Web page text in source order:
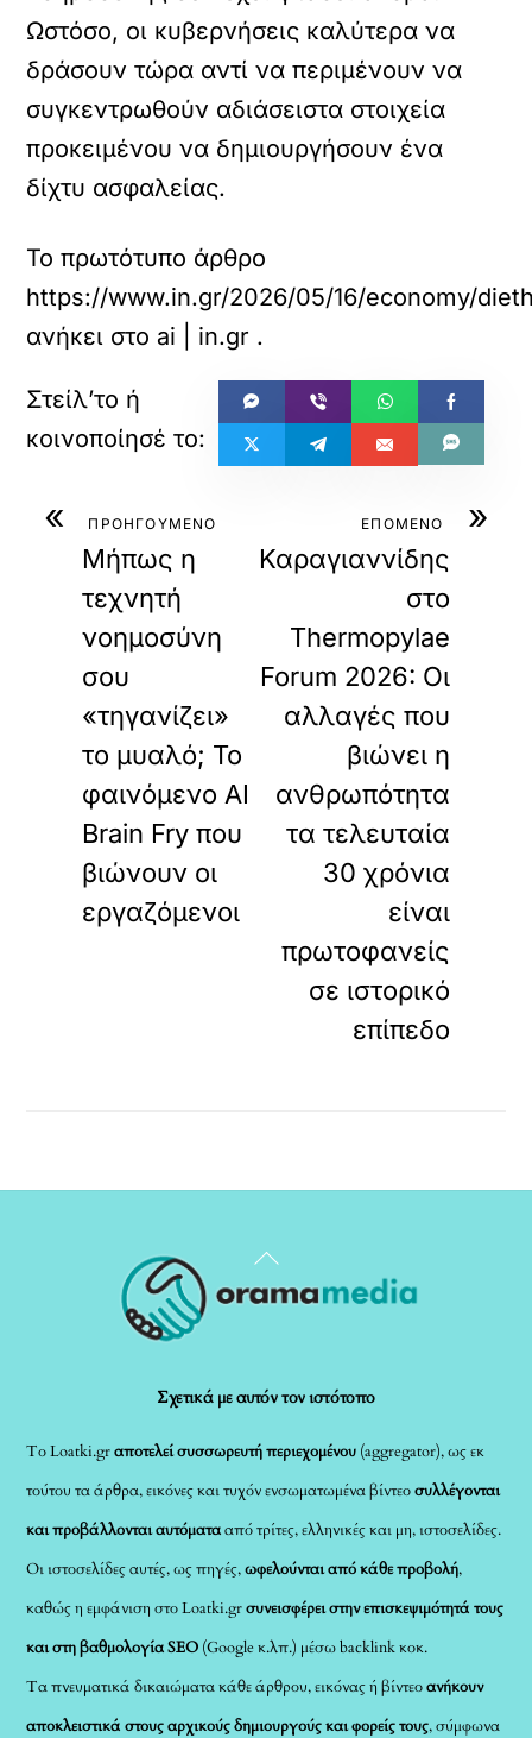
Ωστόσο, οι κυβερνήσεις καλύτερα να
δράσουν τώρα αντί να περιμένουν να
συγκεντρωθούν αδιάσειστα στοιχεία
προκειμένου να δημιουργήσουν ένα
δίχτυ ασφαλείας.
Το πρωτότυπο άρθρο
https://www.in.gr/2026/05/16/economy/
ανήκει στο ai | in.gr .
« ΠΡΟΗΓΟΥΜΕΝΟ
Μήπως η
τεχνητή
νοημοσύνη
σου
«τηγανίζει»
το μυαλό; Το
φαινόμενο AI
Brain Fry που
βιώνουν οι
εργαζόμενοι
»
ΕΠΟΜΕΝΟ
Καραγιαννίδης
στο
Thermopylae
Forum 2026: Οι
αλλαγές που
βιώνει η
ανθρωπότητα
τα τελευταία
30 χρόνια
είναι
πρωτοφανείς
σε ιστορικό
επίπεδο
Back
To
Σχετικά με αυτόν τον ιστότοπο
Το Loatki.grαποτελεί συσσωρευτή περιεχομένου (aggregator), ως εκ
τούτου τα άρθρα, εικόνες και τυχόν ενσωματωμένα βίντεοσυλλέγονται
και προβάλλονται αυτόματααπό τρίτες, ελληνικές και μη, ιστοσελίδες.
Οι ιστοσελίδες αυτές, ως πηγές,ωφελούνται από κάθε προβολή,
καθώς η εμφάνιση στο Loatki.grσυνεισφέρει στην επισκεψιμότητά τους
και στη βαθμολογία SEO (Google κ.λπ.) μέσω backlink κοκ.
Τα πνευματικά δικαιώματα κάθε άρθρου, εικόνας ή βίντεοανήκουν
αποκλειστικά στους αρχικούς δημιουργούς και φορείς τους, σύμφωνα